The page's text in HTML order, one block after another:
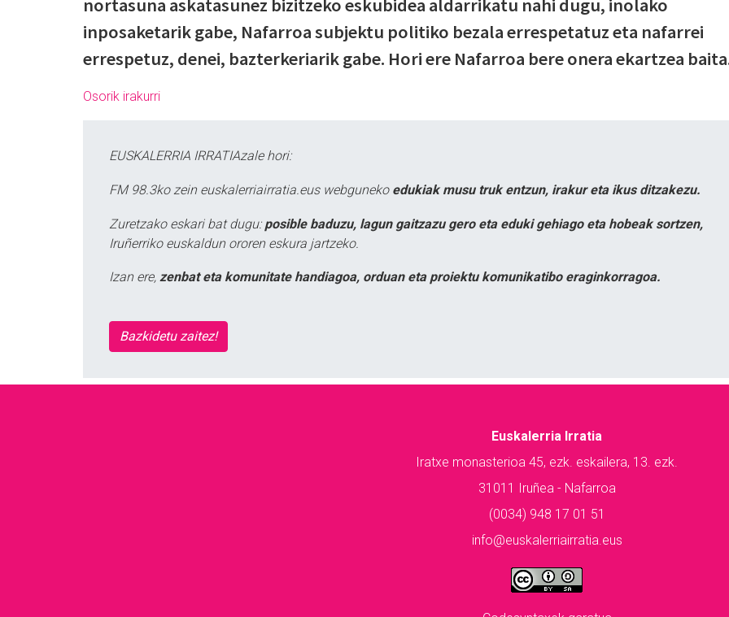
nortasuna askatasunez bizitzeko eskubidea aldarrikatu nahi dugu, inolako
inposaketarik gabe, Nafarroa subjektu politiko bezala errespetatuz eta nafarrei
errespetuz, denei, bazterkeriarik gabe. Hori ere Nafarroa bere onera ekartzea
Osorik irakurri
EUSKALERRIA IRRATIAzale hori:
FM 98.3ko zein euskalerriairratia.eus webguneko edukiak musu truk entzun, irakur eta ikus ditzakezu.
Zuretzako eskari bat dugu: posible baduzu, lagun gaitzazu gero eta eduki gehiago eta hobeak sortzen,
Iruñerriko euskaldun ororen eskura jartzeko.
Izan ere, zenbat eta komunitate handiagoa, orduan eta proiektu komunikatibo eraginkorragoa.
Bazkidetu zaitez!
Euskalerria Irratia
Iratxe monasterioa 45, ezk. eskailera, 13. ezk.
31011 Iruñea - Nafarroa
(0034) 948 17 01 51
info@euskalerriairratia.eus